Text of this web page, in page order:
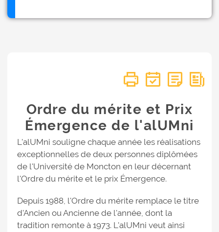
Ordre du mérite et Prix
Émergence de l'alUMni
L'alUMni souligne chaque année les réalisations
exceptionnelles de deux personnes diplômées
de l'Université de Moncton en leur décernant
l'Ordre du mérite et le prix Émergence.
Depuis 1988, l'Ordre du mérite remplace le titre
d'Ancien ou Ancienne de l'année, dont la
tradition remonte à 1973. L'alUMni veut ainsi